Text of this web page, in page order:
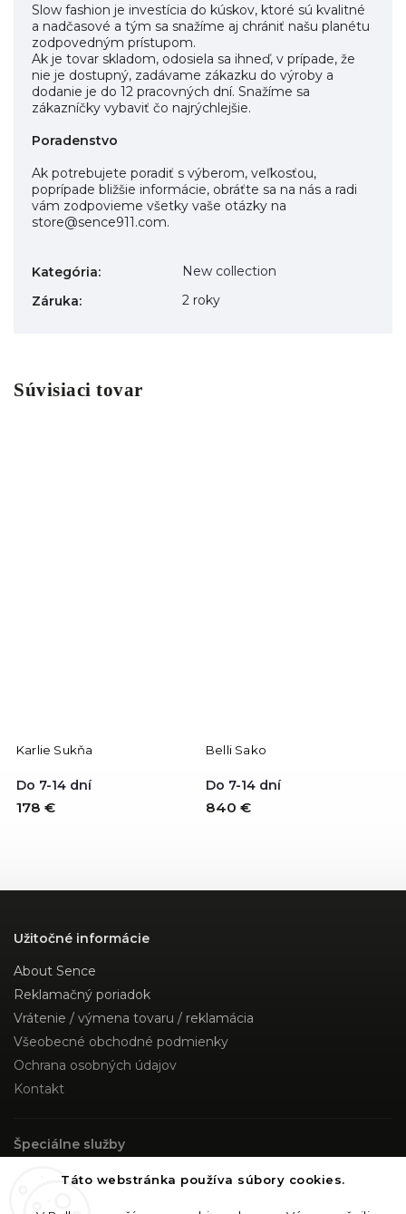
Táto webstránka používa súbory cookies.
Slow fashion je investícia do kúskov, ktoré sú kvalitné
a nadčasové a tým sa snažíme aj chrániť našu planétu
zodpovedným prístupom.
Ak je tovar skladom, odosiela sa ihneď, v prípade, že
nie je dostupný, zadávame zákazku do výroby a
dodanie je do 12 pracovných dní. Snažíme sa
zákazníčky vybaviť čo najrýchlejšie.
Poradenstvo
Ak potrebujete poradiť s výberom, veľkosťou,
poprípade bližšie informácie, obráťte sa na nás a radi
vám zodpovieme všetky vaše otázky na
store@sence911.com.
Kategória:
New collection
Záruka: 2 roky
Súvisiaci tovar
Karlie Sukňa
Do 7-14 dní
178 €
Belli Sako
Do 7-14 dní
840 €
Užitočné informácie
About Sence
Reklamačný poriadok
Vrátenie / výmena tovaru / reklamácia
Všeobecné obchodné podmienky
Ochrana osobných údajov
Kontakt
Špeciálne služby
Custom Made